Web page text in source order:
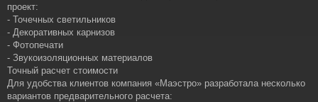
проект:
- Точечных светильников
- Декоративных карнизов
- Фотопечати
- Звукоизоляционных материалов
Точный расчет стоимости
Для удобства клиентов компания «Маэстро» разработала несколько
вариантов предварительного расчета: